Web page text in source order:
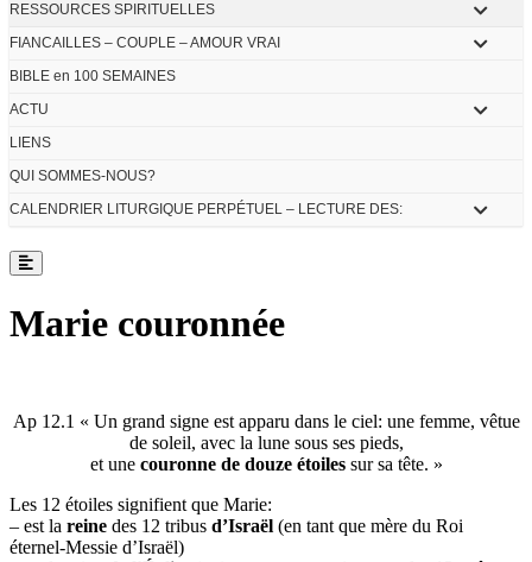
RESSOURCES SPIRITUELLES
FIANCAILLES – COUPLE – AMOUR VRAI
BIBLE en 100 SEMAINES
ACTU
LIENS
QUI SOMMES-NOUS?
CALENDRIER LITURGIQUE PERPÉTUEL – LECTURE DES:
Marie couronnée
Ap 12.1 « Un grand signe est apparu dans le ciel: une femme, vêtue
de soleil, avec la lune sous ses pieds,
et une couronne de douze étoilessur sa tête. »
Les 12 étoiles signifient que Marie:
– est la reine des 12 tribus d’Israël (en tant que mère du Roi
éternel-Messie d’Israël)